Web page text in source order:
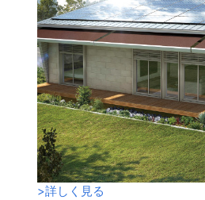
>詳しく見る